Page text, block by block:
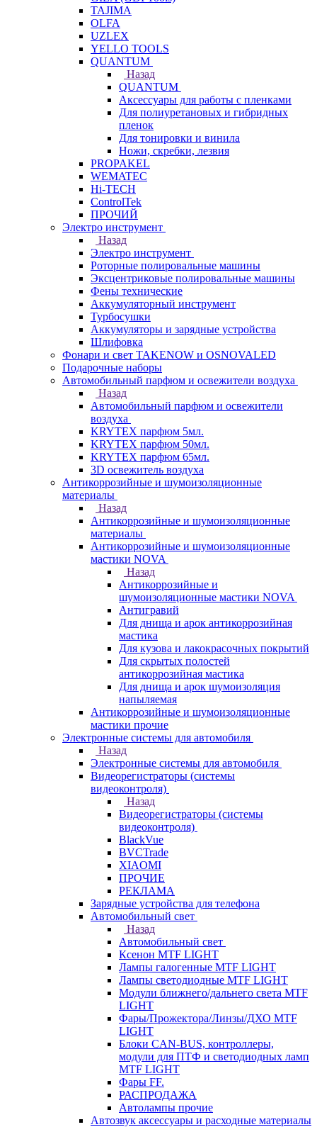
TAJIMA
OLFA
UZLEX
YELLO TOOLS
QUANTUM
Назад
QUANTUM
Аксессуары для работы с пленками
Для полиуретановых и гибридных
пленок
Для тонировки и винила
Ножи, скребки, лезвия
PROPAKEL
WEMATEC
Hi-TECH
ControlTek
ПРОЧИЙ
Электро инструмент
Назад
Электро инструмент
Роторные полировальные машины
Эксцентриковые полировальные машины
Фены технические
Аккумуляторный инструмент
Турбосушки
Аккумуляторы и зарядные устройства
Шлифовка
Фонари и свет TAKENOW и OSNOVALED
Подарочные наборы
Автомобильный парфюм и освежители воздуха
Назад
Автомобильный парфюм и освежители
воздуха
KRYTEX парфюм 5мл.
KRYTEX парфюм 50мл.
KRYTEX парфюм 65мл.
3D освежитель воздуха
Антикоррозийные и шумоизоляционные
материалы
Назад
Антикоррозийные и шумоизоляционные
материалы
Антикоррозийные и шумоизоляционные
мастики NOVA
Назад
Антикоррозийные и
шумоизоляционные мастики NOVA
Антигравий
Для днища и арок антикоррозийная
мастика
Для кузова и лакокрасочных покрытий
Для скрытых полостей
антикоррозийная мастика
Для днища и арок шумоизоляция
напыляемая
Антикоррозийные и шумоизоляционные
мастики прочие
Электронные системы для автомобиля
Назад
Электронные системы для автомобиля
Видеорегистраторы (системы
видеоконтроля)
Назад
Видеорегистраторы (системы
видеоконтроля)
BlackVue
BVCTrade
XIAOMI
ПРОЧИЕ
РЕКЛАМА
Зарядные устройства для телефона
Автомобильный свет
Назад
Автомобильный свет
Ксенон MTF LIGHT
Лампы галогенные MTF LIGHT
Лампы светодиодные MTF LIGHT
Модули ближнего/дальнего света MTF
LIGHT
Фары/Прожектора/Линзы/ДХО MTF
LIGHT
Блоки CAN-BUS, контроллеры,
модули для ПТФ и светодиодных ламп
MTF LIGHT
Фары FF.
РАСПРОДАЖА
Автолампы прочие
Автозвук аксессуары и расходные материалы